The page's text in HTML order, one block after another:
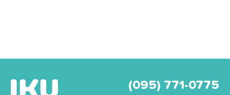
(095) 771-0775